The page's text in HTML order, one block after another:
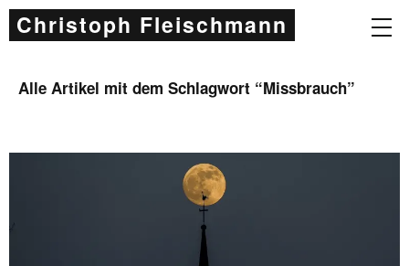
Christoph Fleischmann
Alle Artikel mit dem Schlagwort “Missbrauch”